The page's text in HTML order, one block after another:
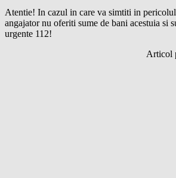
Atentie! In cazul in care va simtiti in
angajator nu oferiti sume de bani acestuia si
urgente 112!
Articol